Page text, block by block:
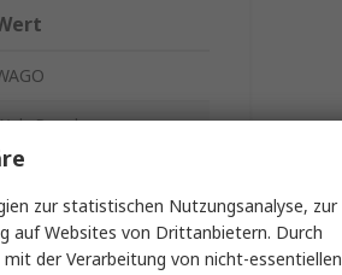
Panel
Screen Typ
zur statistischen Nutzungsanalyse, zur
auf Websites von Drittanbietern. Durch
der Verarbeitung von nicht-essentiellen